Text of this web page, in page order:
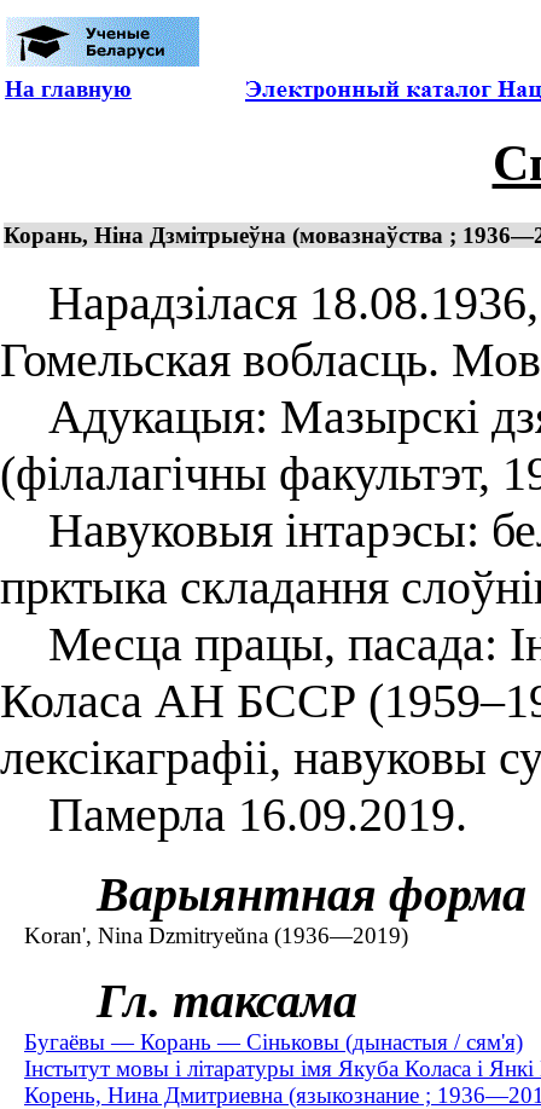
На главную
Корань, Ніна Дзмітрыеўна (мовазнаўства ;
Нарадзілася 18.08.1936,
Гомельская вобласць.
Адукацыя: Мазырскі
(філалагічны факультэт,
Навуковыя інтарэсы:
прктыка складання
Месца працы, пасада:
Коласа АН БССР
лексікаграфіі, навуковы
Памерла 16.09.2019.
Варыянтная форма
Koran', Nina Dzmitryeŭna (1936—2019)
Гл. таксама
Бугаёвы — Корань — Сіньковы (дынастыя / сям'я)
Інстытут мовы і літаратуры імя Якуба Коласа і
Корень, Нина Дмитриевна (языкознание ;